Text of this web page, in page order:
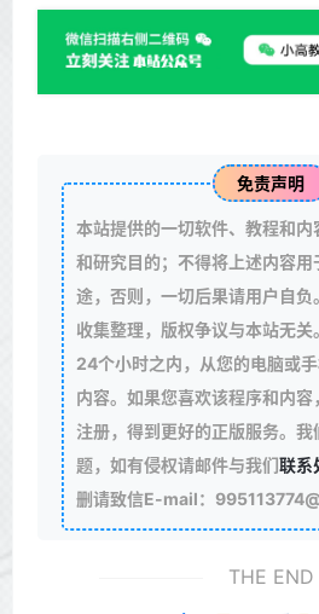
免责声明
本站提供的一切软件、教程和内
和研究目的；不得将上述内容用
途，否则，一切后果请用户自
收集整理，版权争议与本站无
24个小时之内，从您的电脑或
内容。如果您喜欢该程序和内
注册，得到更好的正版服务。我
题，如有侵权请邮件与我们联系
删请致信E-mail：
THE END